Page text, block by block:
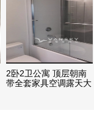
2卧2卫公寓 顶层朝南
带全套家具空调露天大